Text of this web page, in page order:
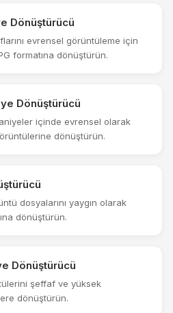
Dönüştürücü
evrensel görüntüleme için
formatına dönüştürün.
Dönüştürücü
içinde evrensel olarak
dönüştürün.
dosyalarını yaygın olarak
dönüştürün.
Dönüştürücü
şeffaf ve yüksek
dönüştürün.